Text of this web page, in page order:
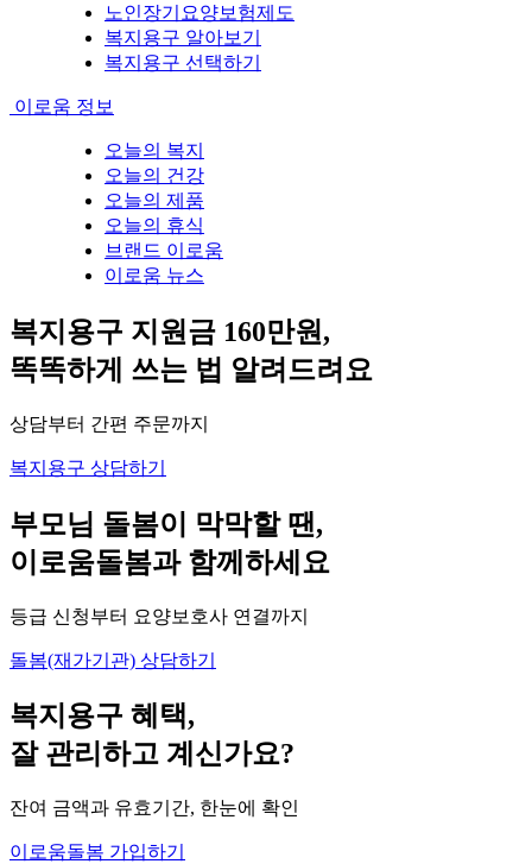
노인장기요양보험제도
복지용구 알아보기
복지용구 선택하기
이로움 정보
오늘의 복지
오늘의 건강
오늘의 제품
오늘의 휴식
브랜드 이로움
이로움 뉴스
복지용구 지원금 160만원,
똑똑하게 쓰는 법 알려드려요
상담부터 간편 주문까지
복지용구 상담하기
부모님 돌봄이 막막할 땐,
이로움돌봄과 함께하세요
등급 신청부터 요양보호사 연결까지
돌봄(재가기관) 상담하기
복지용구 혜택,
잘 관리하고 계신가요?
잔여 금액과 유효기간, 한눈에 확인
이로움돌봄 가입하기